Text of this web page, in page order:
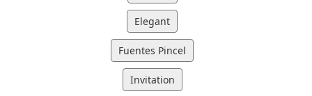
Elegant
Fuentes Pincel
Invitation